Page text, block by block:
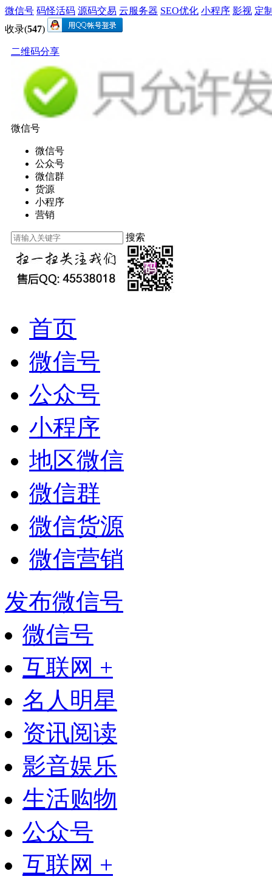
微信号 码怪活码 源码交易 云服务器 SEO优化 小程序 影视 定
收录(547)
二维码分享
微信号
微信号
公众号
微信群
货源
小程序
营销
搜索
首页
微信号
公众号
小程序
地区微信
微信群
微信货源
微信营销
发布微信号
微信号
互联网 +
名人明星
资讯阅读
影音娱乐
生活购物
公众号
互联网 +